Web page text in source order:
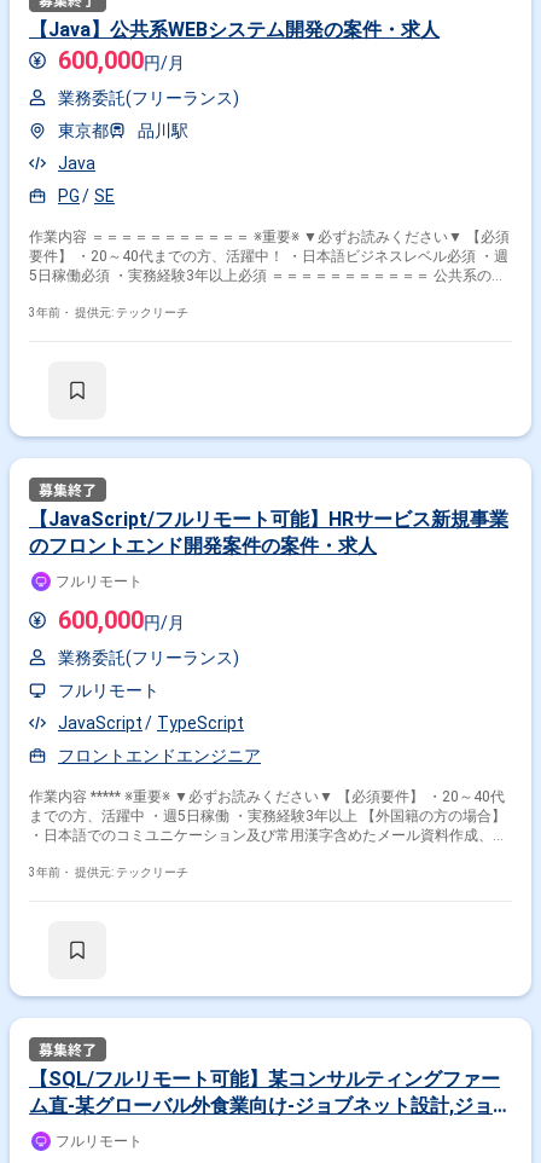
【Java】公共系WEBシステム開発の案件・求人
600,000円/月
業務委託(フリーランス)
東京都
品川駅
Java
PG
SE
作業内容 ＝＝＝＝＝＝＝＝＝＝＝ ※重要※ ▼必ずお読みください▼ 【必須
要件】 ・20～40代までの方、活躍中！ ・日本語ビジネスレベル必須 ・週
5日稼働必須 ・実務経験3年以上必須 ＝＝＝＝＝＝＝＝＝＝＝ 公共系のホ
Webシステムにする)。 おおよそ下記構成。 担当範囲はタイミングやご経
（DBはPostgresSQL、サーバOSはLinux） ※現在、詳細設計工程進行中で
3年前・ 提供元: テックリーチ
【JavaScript/フルリモート可能】HRサービス新規事業
のフロントエンド開発案件の案件・求人
フルリモート
600,000円/月
業務委託(フリーランス)
フルリモート
JavaScript
TypeScript
フロントエンドエンジニア
作業内容 ***** ※重要※ ▼必ずお読みください▼ 【必須要件】 ・20～40代
までの方、活躍中 ・週5日稼働 ・実務経験3年以上 【外国籍の方の場合】
・日本語でのコミユニケーション及び常用漢字含めたメール資料作成、読
にはデザインがあるものの実装～単体テスト・結合テストまでを行ってい
ードレビューを実施 ・プロダクトマネージャによる受け入れ ▼開発環境
3年前・ 提供元: テックリーチ
【SQL/フルリモート可能】某コンサルティングファー
ム直-某グローバル外食業向け-ジョブネット設計,ジョブ
管理ツール移行業務の案件・求人
フルリモート